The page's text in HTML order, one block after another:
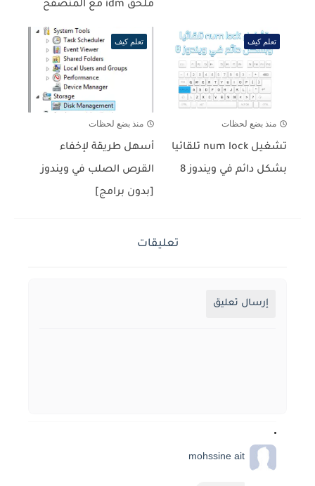
ملحق idm مع المتصفح
تعلم كيف
منذ بضع لحظات
تشغيل num lock تلقائيا
بشكل دائم في ويندوز 8
تعلم كيف
منذ بضع لحظات
أسهل طريقة لإخفاء
القرص الصلب في ويندوز
[بدون برامج]
تعليقات
إرسال تعليق
mohssine ait